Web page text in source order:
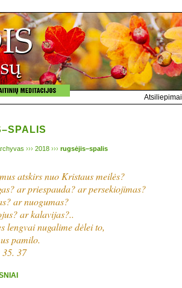
Atsiliepimai
››› 2018 ››› rugsėjis–spalis
atskirs nuo Kristaus meilės?
ar priespauda? ar persekiojimas?
ar nuogumas?
ar kalavijas?..
lengvai nugalime dėlei to,
pamilo.
35. 37